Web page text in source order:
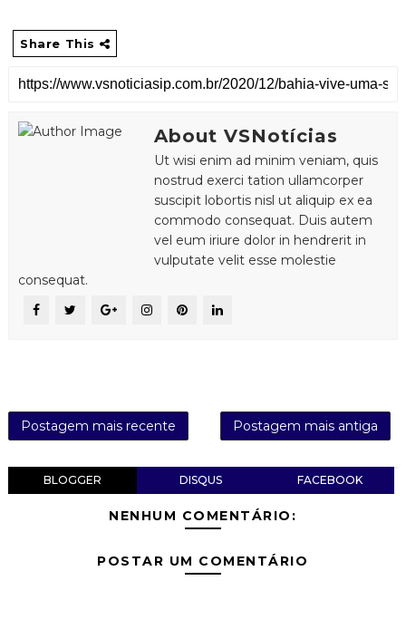
Share This
About VSNotícias
Ut wisi enim ad minim veniam, quis
nostrud exerci tation ullamcorper
suscipit lobortis nisl ut aliquip ex ea
commodo consequat. Duis autem
vel eum iriure dolor in hendrerit in
vulputate velit esse molestie
consequat.
Postagem mais recente Postagem mais antiga
BLOGGER DISQUS FACEBOOK
NENHUM COMENTÁRIO:
POSTAR UM COMENTÁRIO